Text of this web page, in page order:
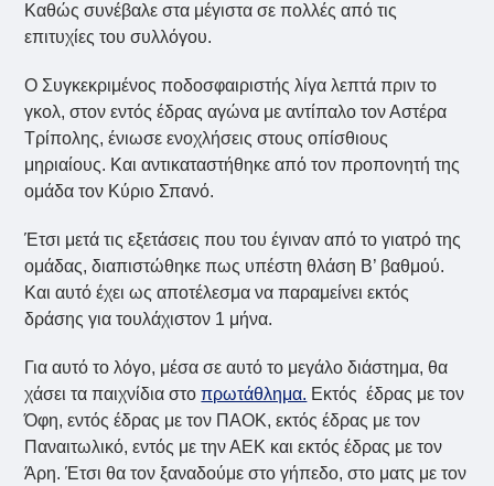
Καθώς συνέβαλε στα μέγιστα σε πολλές από τις
επιτυχίες του συλλόγου.
Ο Συγκεκριμένος ποδοσφαιριστής λίγα λεπτά πριν το
γκολ, στον εντός έδρας αγώνα με αντίπαλο τον Αστέρα
Τρίπολης, ένιωσε ενοχλήσεις στους οπίσθιους
μηριαίους. Και αντικαταστήθηκε από τον προπονητή της
ομάδα τον Κύριο Σπανό.
Έτσι μετά τις εξετάσεις που του έγιναν από το γιατρό της
ομάδας, διαπιστώθηκε πως υπέστη θλάση Β’ βαθμού.
Και αυτό έχει ως αποτέλεσμα να παραμείνει εκτός
δράσης για τουλάχιστον 1 μήνα.
Για αυτό το λόγο, μέσα σε αυτό το μεγάλο διάστημα, θα
χάσει τα παιχνίδια στοπρωτάθλημα. Εκτός έδρας με τον
Όφη, εντός έδρας με τον ΠΑΟΚ, εκτός έδρας με τον
Παναιτωλικό, εντός με την ΑΕΚ και εκτός έδρας με τον
Άρη. Έτσι θα τον ξαναδούμε στο γήπεδο, στο ματς με τον